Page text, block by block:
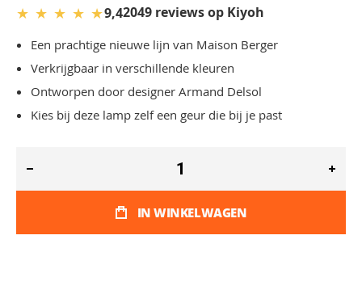
★ ★ ★ ★ ★9,42049 reviews op Kiyoh
Een prachtige nieuwe lijn van Maison Berger
Verkrijgbaar in verschillende kleuren
Ontworpen door designer Armand Delsol
Kies bij deze lamp zelf een geur die bij je past
IN WINKELWAGEN